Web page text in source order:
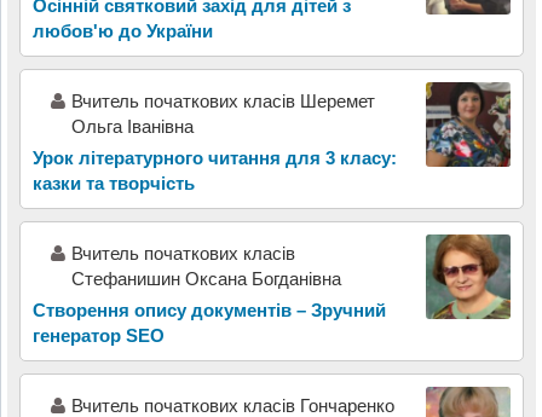
Осінній святковий захід для дітей з
любов'ю до України
Вчитель початкових класів Шеремет
Ольга Іванівна
Урок літературного читання для 3 класу:
казки та творчість
Вчитель початкових класів
Стефанишин Оксана Богданівна
Створення опису документів – Зручний
генератор SEO
Вчитель початкових класів Гончаренко